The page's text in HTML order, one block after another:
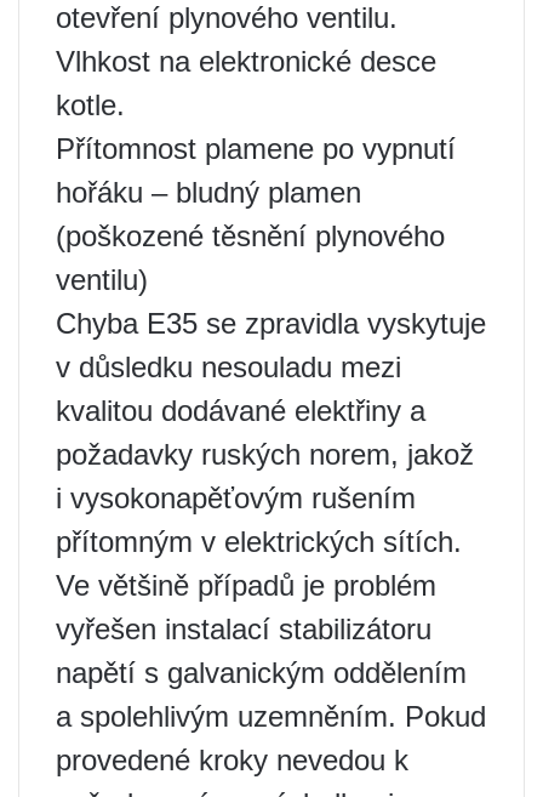
otevření plynového ventilu.
Vlhkost na elektronické desce
kotle.
Přítomnost plamene po vypnutí
hořáku – bludný plamen
(poškozené těsnění plynového
ventilu)
Chyba E35 se zpravidla vyskytuje
v důsledku nesouladu mezi
kvalitou dodávané elektřiny a
požadavky ruských norem, jakož
i vysokonapěťovým rušením
přítomným v elektrických sítích.
Ve většině případů je problém
vyřešen instalací stabilizátoru
napětí s galvanickým oddělením
a spolehlivým uzemněním. Pokud
provedené kroky nevedou k